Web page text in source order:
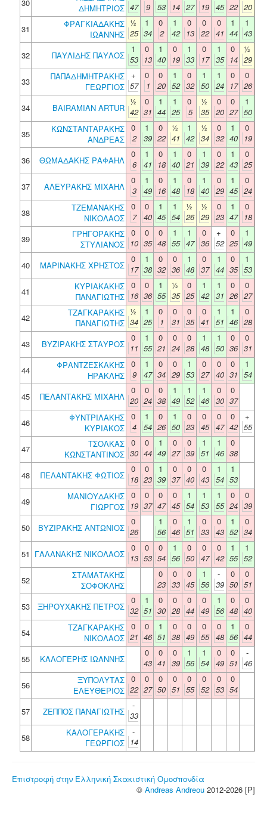
30
ΔΗΜΗΤΡΙΟΣ 47
9
53
14 27
19
45 22 20
31
ΦΡΑΓΚΙΑΔΑΚΗΣ
ΙΩΑΝΝΗΣ
½
25
1
34
0
2
1
42
0
13
0
22
0
41
1
44
1
43
32
ΠΑΥΛΙΔΗΣ ΠΑΥΛΟΣ
1
53
0
13
1
40
0
19
1
33
0
17
1
35
0
14
½
29
33
ΠΑΠΑΔΗΜΗΤΡΑΚΗΣ
ΓΕΩΡΓΙΟΣ
+
57
0
1
0
20
1
52
0
32
1
50
1
24
0
17
0
26
34
BAIRAMIAN ARTUR
½
42
0
31
1
44
1
25
0
5
½
35
0
20
0
27
1
50
35
ΚΩΝΣΤΑΝΤΑΡΑΚΗΣ
ΑΝΔΡΕΑΣ
0
2
1
39
0
22
½
41
1
42
½
34
0
32
1
40
0
19
36
ΘΩΜΑΔΑΚΗΣ ΡΑΦΑΗΛ
0
6
1
41
0
18
1
40
0
21
1
39
0
22
1
43
0
25
37
ΑΛΕΥΡΑΚΗΣ ΜΙΧΑΗΛ
0
3
1
49
0
16
1
48
0
18
1
40
0
29
1
45
0
24
38
ΤΖΕΜΑΝΑΚΗΣ
ΝΙΚΟΛΑΟΣ
0
7
0
40
1
45
1
54
½
26
½
29
0
23
1
47
0
18
39
ΓΡΗΓΟΡΑΚΗΣ
ΣΤΥΛΙΑΝΟΣ
0
10
0
35
0
48
1
55
1
47
0
36
+
52
0
25
1
49
40
ΜΑΡΙΝΑΚΗΣ ΧΡΗΣΤΟΣ
0
17
1
38
0
32
0
36
1
48
0
37
1
44
0
35
1
53
41
ΚΥΡΙΑΚΑΚΗΣ
ΠΑΝΑΓΙΩΤΗΣ
0
16
0
36
1
55
½
35
0
25
1
42
1
31
0
26
0
27
42
ΤΖΑΓΚΑΡΑΚΗΣ
ΠΑΝΑΓΙΩΤΗΣ
½
34
1
25
0
1
0
31
0
35
0
41
1
51
1
46
0
28
43
ΒΥΖΙΡΑΚΗΣ ΣΤΑΥΡΟΣ
0
11
1
55
0
21
0
24
0
28
1
48
1
50
0
36
0
31
44
ΦΡΑΝΤΖΕΣΚΑΚΗΣ
ΗΡΑΚΛΗΣ
0
9
1
47
0
34
0
29
1
53
0
27
0
40
0
31
1
54
45
ΠΕΛΑΝΤΑΚΗΣ ΜΙΧΑΗΛ
0
20
0
24
0
38
1
49
1
52
1
46
0
30
0
37
46
ΦΥΝΤΡΙΛΑΚΗΣ
ΚΥΡΙΑΚΟΣ
0
4
1
54
0
26
1
50
0
23
0
45
0
47
0
42
+
55
47
ΤΣΟΛΚΑΣ
ΚΩΝΣΤΑΝΤΙΝΟΣ
0
30
0
44
1
49
0
27
0
39
1
51
1
46
0
38
48
ΠΕΛΑΝΤΑΚΗΣ ΦΩΤΙΟΣ
0
18
0
23
1
39
0
37
0
40
0
43
1
54
1
53
49
ΜΑΝΙΟΥΔΑΚΗΣ
ΓΙΩΡΓΟΣ
0
19
0
37
0
47
0
45
1
54
1
53
1
55
0
24
0
39
50
ΒΥΖΙΡΑΚΗΣ ΑΝΤΩΝΙΟΣ
0
26
1
56
0
46
1
51
0
33
0
43
1
52
0
34
51 ΓΑΛΑΝΑΚΗΣ ΝΙΚΟΛΑΟΣ
0
13
0
53
0
54
1
56
0
50
0
47
0
42
1
55
1
52
52
ΣΤΑΜΑΤΑΚΗΣ
ΣΟΦΟΚΛΗΣ
0
23
0
33
0
45
1
56
-
39
0
50
0
51
53
ΞΗΡΟΥΧΑΚΗΣ ΠΕΤΡΟΣ
0
32
1
51
0
30
0
28
0
44
0
49
1
56
0
48
0
40
54
ΤΖΑΓΚΑΡΑΚΗΣ
ΝΙΚΟΛΑΟΣ
0
21
0
46
1
51
0
38
0
49
0
55
0
48
1
56
0
44
55
ΚΑΛΟΓΕΡΗΣ ΙΩΑΝΝΗΣ
0
43
0
41
0
39
1
56
1
54
0
49
0
51
-
46
56
ΞΥΠΟΛΥΤΑΣ
ΕΛΕΥΘΕΡΙΟΣ
0
22
0
27
0
50
0
51
0
55
0
52
0
53
0
54
57
ΖΕΠΠΟΣ ΠΑΝΑΓΙΩΤΗΣ
-
33
58
ΚΑΛΟΓΕΡΑΚΗΣ
ΓΕΩΡΓΙΟΣ
-
14
Επιστροφή στην Ελληνική Σκακιστική Ομοσπονδία
© Andreas Andreou 2012-2026 [P]